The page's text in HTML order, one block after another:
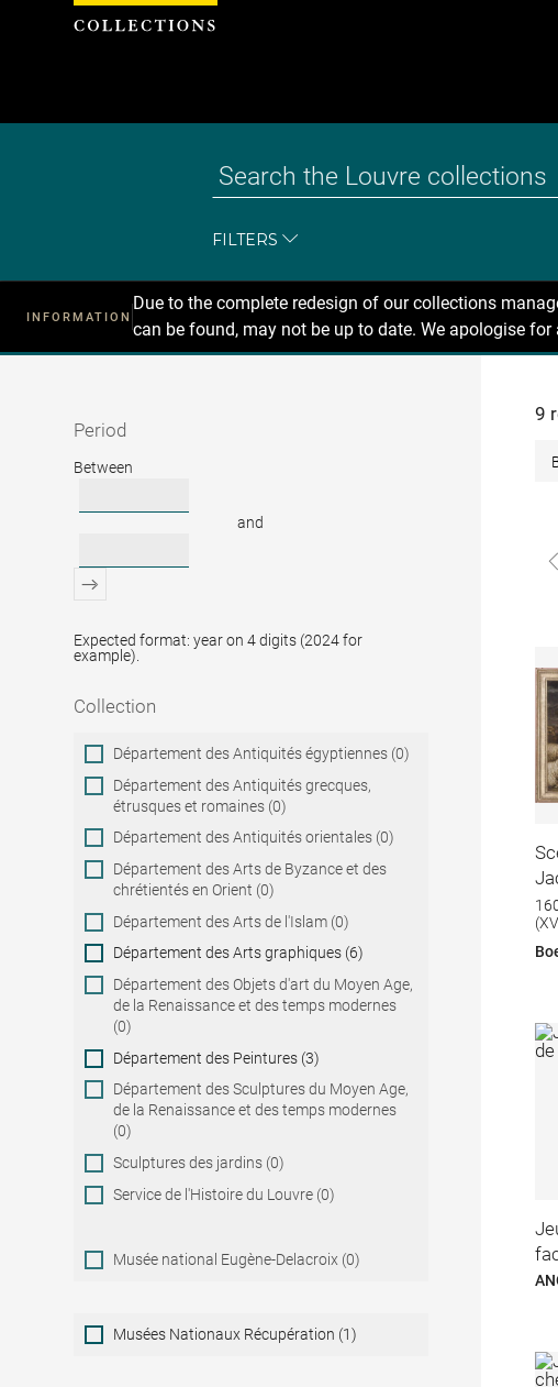
FILTERS
INFORMATION
Due to the complete redesign of our collections
can be found, may not be up to date. We apologise
Recherche
Period
Period
Between
and
Expected format: year on 4 digits (2024 for
example).
Collection
Collection
Département des Antiquités égyptiennes (0)
Département des Antiquités grecques,
étrusques et romaines (0)
Département des Antiquités orientales (0)
Département des Arts de Byzance et des
chrétientés en Orient (0)
Département des Arts de l'Islam (0)
Département des Arts graphiques (6)
Département des Objets d'art du Moyen Age,
de la Renaissance et des temps modernes
(0)
Département des Peintures (3)
Département des Sculptures du Moyen Age,
de la Renaissance et des temps modernes
(0)
Sculptures des jardins (0)
Service de l'Histoire du Louvre (0)
Musée national Eugène-Delacroix (0)
Musées
Nationaux
Musées Nationaux Récupération (1)
9
Cookies management panel